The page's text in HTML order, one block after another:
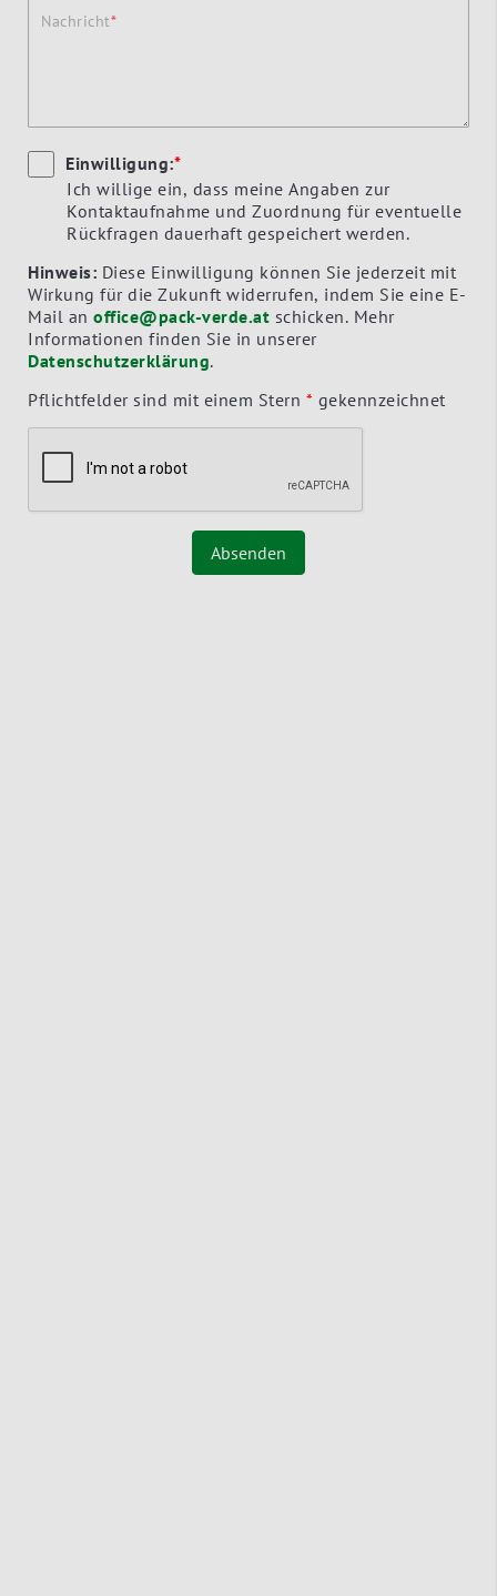
Nachricht
Einwilligung:*
Ich willige ein, dass meine Angaben zur
Kontaktaufnahme und Zuordnung für eventuelle
Rückfragen dauerhaft gespeichert werden.
Hinweis: Diese Einwilligung können Sie jederzeit mit
Wirkung für die Zukunft widerrufen, indem Sie eine E-
Mail an office@pack-verde.at
Informationen finden Sie in unserer
Datenschutzerklärung.
Pflichtfelder sind mit einem Stern * gekennzeichnet
Absenden